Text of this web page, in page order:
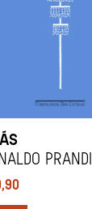
PRANDI